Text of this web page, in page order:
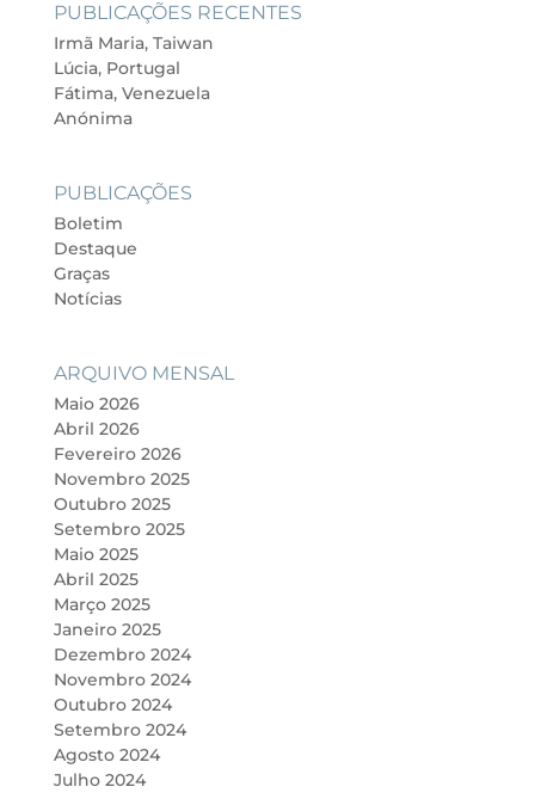
PUBLICAÇÕES RECENTES
Irmã Maria, Taiwan
Lúcia, Portugal
Fátima, Venezuela
Anónima
PUBLICAÇÕES
Boletim
Destaque
Graças
Notícias
ARQUIVO MENSAL
Maio 2026
Abril 2026
Fevereiro 2026
Novembro 2025
Outubro 2025
Setembro 2025
Maio 2025
Abril 2025
Março 2025
Janeiro 2025
Dezembro 2024
Novembro 2024
Outubro 2024
Setembro 2024
Agosto 2024
Julho 2024